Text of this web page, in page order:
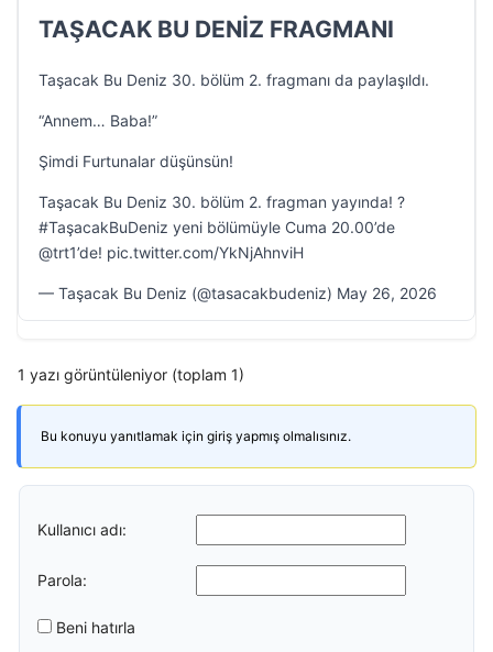
TAŞACAK BU DENİZ FRAGMANI
Taşacak Bu Deniz 30. bölüm 2. fragmanı da paylaşıldı.
“Annem… Baba!”
Şimdi Furtunalar düşünsün!
Taşacak Bu Deniz 30. bölüm 2. fragman yayında! ?
#TaşacakBuDeniz yeni bölümüyle Cuma 20.00’de
@trt1’de! pic.twitter.com/YkNjAhnviH
— Taşacak Bu Deniz (@tasacakbudeniz) May 26, 2026
1 yazı görüntüleniyor (toplam 1)
Bu konuyu yanıtlamak için giriş yapmış olmalısınız.
Kullanıcı adı:
Parola:
Beni hatırla